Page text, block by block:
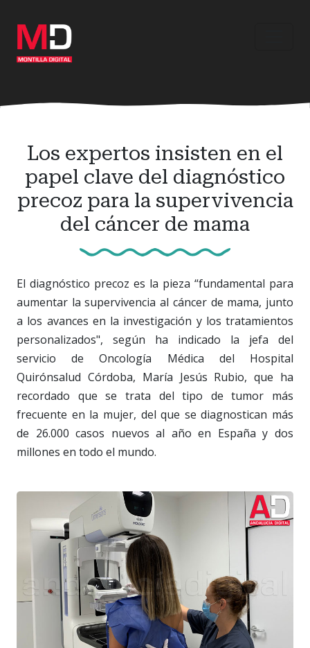
contenido
principal
Los expertos insisten en el
papel clave del diagnóstico
precoz para la supervivencia
del cáncer de mama
El diagnóstico precoz es la pieza “fundamental para
aumentar la supervivencia al cáncer de mama, junto
a los avances en la investigación y los tratamientos
personalizados", según ha indicado la jefa del
servicio de Oncología Médica del Hospital
Quirónsalud Córdoba, María Jesús Rubio, que ha
recordado que se trata del tipo de tumor más
frecuente en la mujer, del que se diagnostican más
de 26.000 casos nuevos al año en España y dos
millones en todo el mundo.